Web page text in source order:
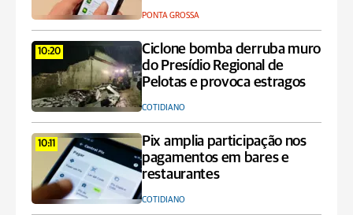
PONTA GROSSA
10:20
Ciclone bomba derruba muro
do Presídio Regional de
Pelotas e provoca estragos
COTIDIANO
10:11
Pix amplia participação nos
pagamentos em bares e
restaurantes
COTIDIANO